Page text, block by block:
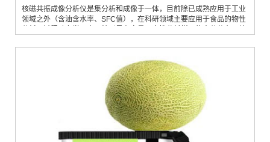
核磁共振成像分析仪是集分析和成像于一体，目前除已成熟应用于工业
领域之外（含油含水率、SFC值），在科研领域主要应用于食品的物性